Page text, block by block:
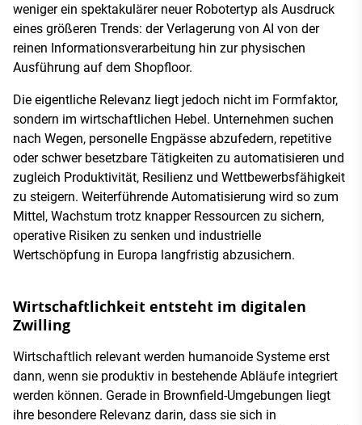
weniger ein spektakulärer neuer Robotertyp als Ausdruck
eines größeren Trends: der Verlagerung von AI von der
reinen Informationsverarbeitung hin zur physischen
Ausführung auf dem Shopfloor.
Die eigentliche Relevanz liegt jedoch nicht im Formfaktor,
sondern im wirtschaftlichen Hebel. Unternehmen suchen
nach Wegen, personelle Engpässe abzufedern, repetitive
oder schwer besetzbare Tätigkeiten zu automatisieren und
zugleich Produktivität, Resilienz und Wettbewerbsfähigkeit
zu steigern. Weiterführende Automatisierung wird so zum
Mittel, Wachstum trotz knapper Ressourcen zu sichern,
operative Risiken zu senken und industrielle
Wertschöpfung in Europa langfristig abzusichern.
Wirtschaftlichkeit entsteht im digitalen
Zwilling
Wirtschaftlich relevant werden humanoide Systeme erst
dann, wenn sie produktiv in bestehende Abläufe integriert
werden können. Gerade in Brownfield-Umgebungen liegt
ihre besondere Relevanz darin, dass sie sich in